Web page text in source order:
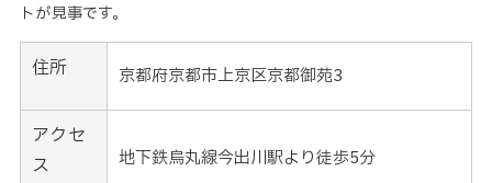
トが見事です。
住所 京都府京都市上京区京都御苑3
アクセ
ス
地下鉄烏丸線今出川駅より徒歩5分